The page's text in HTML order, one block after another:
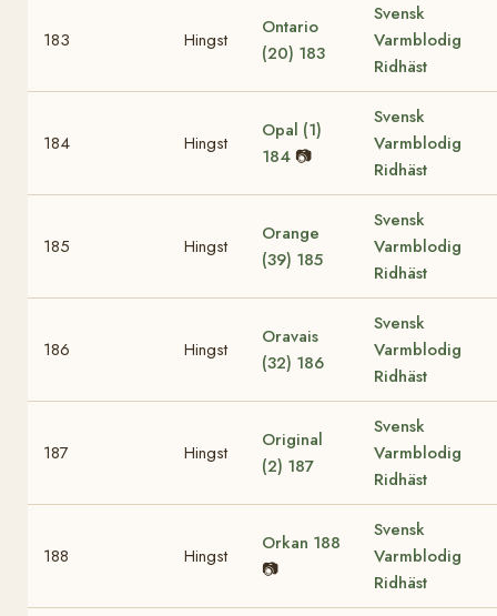
183 Hingst
Ontario
(20) 183
Svensk
Varmblodig
Ridhäst
184 Hingst
Opal (1)
184 📷
Svensk
Varmblodig
Ridhäst
185 Hingst
Orange
(39) 185
Svensk
Varmblodig
Ridhäst
186 Hingst
Oravais
(32) 186
Svensk
Varmblodig
Ridhäst
187 Hingst
Original
(2) 187
Svensk
Varmblodig
Ridhäst
188 Hingst
Orkan 188
📷
Svensk
Varmblodig
Ridhäst